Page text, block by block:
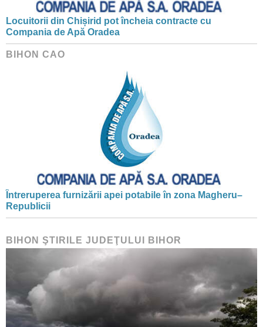
Locuitorii din Chișirid pot încheia contracte cu
Compania de Apă Oradea
BIHON CAO
Întreruperea furnizării apei potabile în zona Magheru–
Republicii
BIHON ŞTIRILE JUDEŢULUI BIHOR